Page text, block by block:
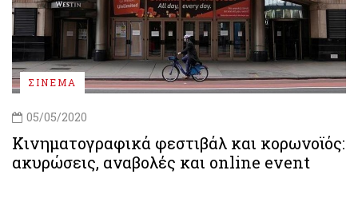
ΣΙΝΕΜΑ
05/05/2020
Κινηματογραφικά φεστιβάλ και κορωνοϊός:
ακυρώσεις, αναβολές και online event